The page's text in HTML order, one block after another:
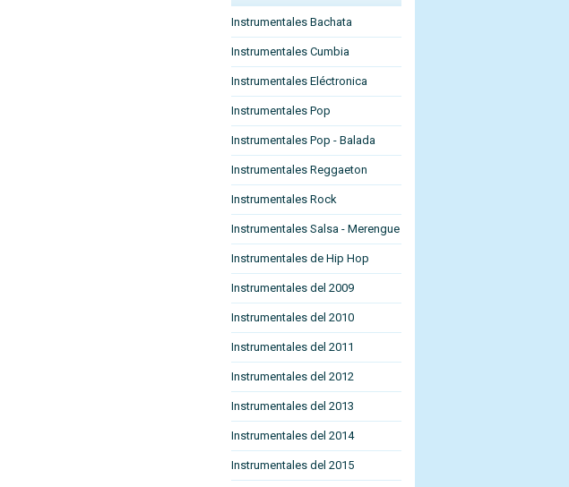
Instrumentales Bachata
Instrumentales Cumbia
Instrumentales Eléctronica
Instrumentales Pop
Instrumentales Pop - Balada
Instrumentales Reggaeton
Instrumentales Rock
Instrumentales Salsa - Merengue
Instrumentales de Hip Hop
Instrumentales del 2009
Instrumentales del 2010
Instrumentales del 2011
Instrumentales del 2012
Instrumentales del 2013
Instrumentales del 2014
Instrumentales del 2015